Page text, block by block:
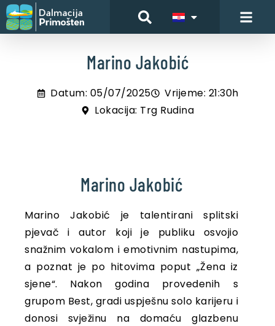
Marino Jakobić
Datum: 05/07/2025
Vrijeme: 21:30h
Lokacija: Trg Rudina
Marino Jakobić
Marino Jakobić je talentirani splitski
pjevač i autor koji je publiku osvojio
snažnim vokalom i emotivnim nastupima,
a poznat je po hitovima poput „Žena iz
sjene“. Nakon godina provedenih s
grupom Best, gradi uspješnu solo karijeru i
donosi svježinu na domaću glazbenu